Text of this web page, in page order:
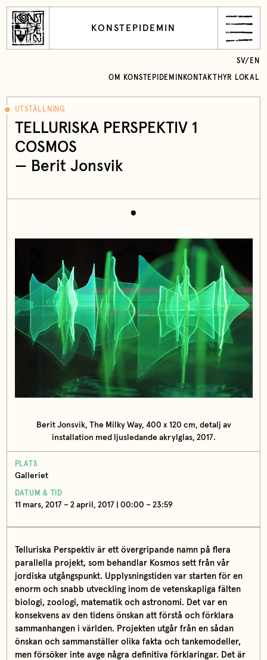
KONSTEPIDEMIN
OM KONSTEPIDEMIN KONTAKT HYR LOKAL
SV/ EN
UTSTÄLLNING
TELLURISKA PERSPEKTIV 1
COSMOS
— Berit Jonsvik
Berit Jonsvik, The Milky Way, 400 x 120 cm, detalj av
installation med ljusledande akrylglas, 2017.
PLATS
Galleriet
DATUM & TID
11 mars, 2017 – 2 april, 2017 | 00:00 – 23:59
Telluriska Perspektiv är ett övergripande namn på flera
parallella projekt, som behandlar Kosmos sett från vår
jordiska utgångspunkt. Upplysningstiden var starten för en
enorm och snabb utveckling inom de vetenskapliga fälten
biologi, zoologi, matematik och astronomi. Det var en
konsekvens av den tidens önskan att förstå och förklara
sammanhangen i världen. Projekten utgår från en sådan
önskan och sammanställer olika fakta och tankemodeller,
men försöker inte avge några definitiva förklaringar. Det är